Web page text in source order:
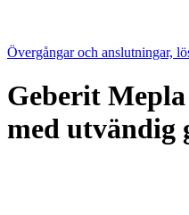
Övergångar och anslutningar,
Geberit
med utvändig